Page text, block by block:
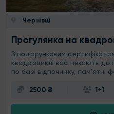
Чернівці
Прогулянка на
З подарунковим
квадроциклі вас чекають
по базі відпочинку, пам’ятні
2500 ₴ 1+1